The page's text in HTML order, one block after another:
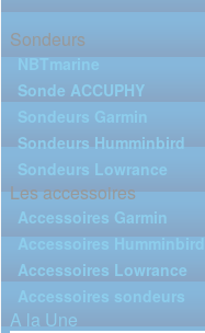
Sondeurs
NBTmarine
Sonde ACCUPHY
Sondeurs Garmin
Sondeurs Humminbird
Sondeurs Lowrance
Les accessoires
Accessoires Garmin
Accessoires Humminbird
Accessoires Lowrance
Accessoires sondeurs
A la Une